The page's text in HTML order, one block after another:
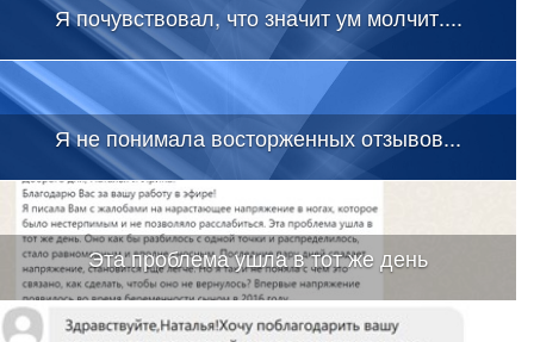
Я почувствовал, что значит ум молчит....
Я не понимала восторженных отзывов...
Эта проблема ушла в тот же день